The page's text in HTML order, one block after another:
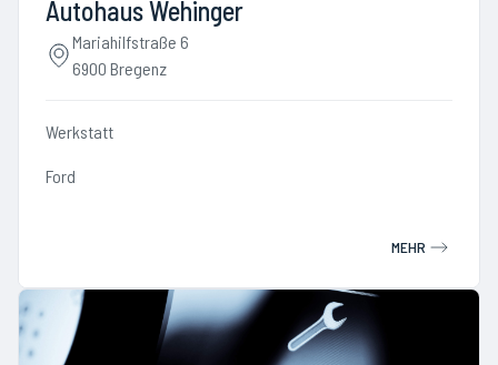
Autohaus Wehinger
Mariahilfstraße 6
6900 Bregenz
Werkstatt
Ford
MEHR